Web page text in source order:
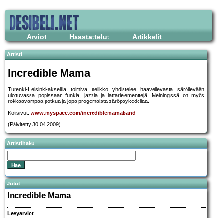
Arviot Haastattelut Artikkelit
Artisti
Incredible Mama
Turenki-Helsinki-akselilla toimiva nelikko yhdistelee haaveilevasta säröilevään
ulottuvassa popissaan funkia, jazzia ja lattarielementtejä. Meiningissä on myös
rokkaavampaa potkua ja jopa progemaista säröpsykedeliaa.
Kotisivut: www.myspace.com/incrediblemamaband
(Päivitetty 30.04.2009)
Artistihaku
Jutut
Incredible Mama
Levyarviot